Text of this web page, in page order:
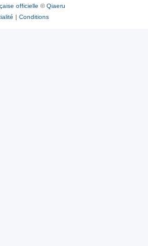
officielle ©Qiaeru
| Conditions